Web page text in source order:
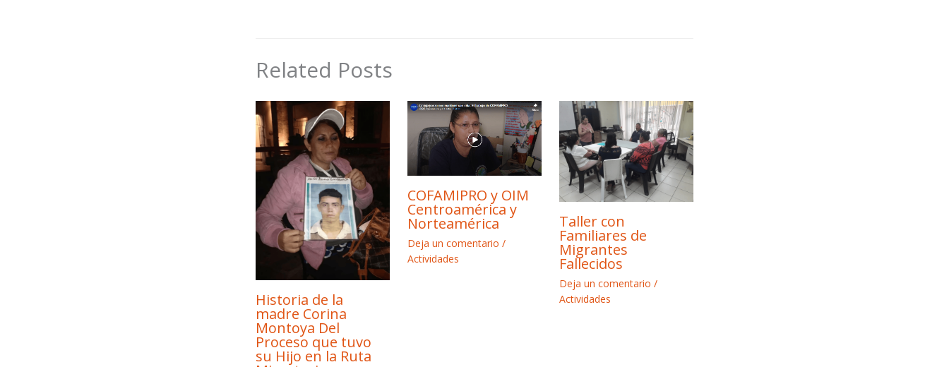
Related Posts
Historia de la
madre Corina
Montoya Del
Proceso que tuvo
su Hijo en la Ruta
COFAMIPRO y OIM
Centroamérica y
Norteamérica
Deja un comentario /
Actividades
Taller con
Familiares de
Migrantes
Fallecidos
Deja un comentario /
Actividades